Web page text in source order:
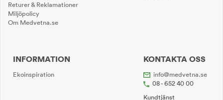
Returer & Reklamationer
Miljöpolicy
Om Medvetna.se
INFORMATION
Ekoinspiration
KONTAKTA OSS
info@medvetna.se
08 - 652 40 00
Kundtjänst